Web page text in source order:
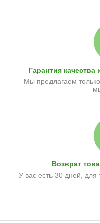
Гарантия
Мы предлагаем
Возврат
У вас есть 30 дней, для